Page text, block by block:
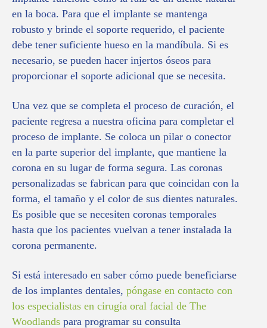
en la boca. Para que el implante se mantenga
robusto y brinde el soporte requerido, el paciente
debe tener suficiente hueso en la mandíbula. Si es
necesario, se pueden hacer injertos óseos para
proporcionar el soporte adicional que se necesita.
Una vez que se completa el proceso de curación, el
paciente regresa a nuestra oficina para completar el
proceso de implante. Se coloca un pilar o conector
en la parte superior del implante, que mantiene la
corona en su lugar de forma segura. Las coronas
personalizadas se fabrican para que coincidan con la
forma, el tamaño y el color de sus dientes naturales.
Es posible que se necesiten coronas temporales
hasta que los pacientes vuelvan a tener instalada la
corona permanente.
Si está interesado en saber cómo puede beneficiarse
de los implantes dentales, póngase en contacto con
los especialistas en cirugía oral facial de The
Woodlands para programar su consulta